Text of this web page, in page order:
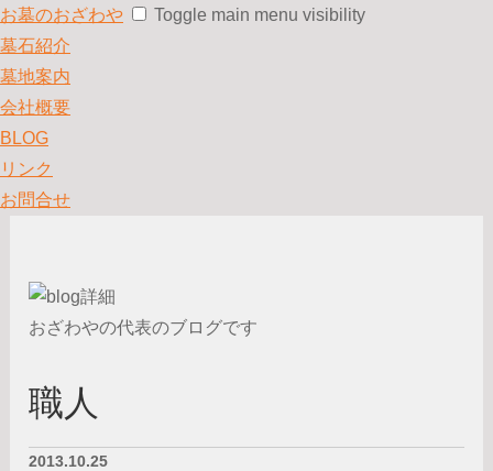
お墓のおざわや
Toggle main menu visibility
墓石紹介
墓地案内
会社概要
BLOG
リンク
お問合せ
おざわやの代表のブログです
職人
2013.10.25